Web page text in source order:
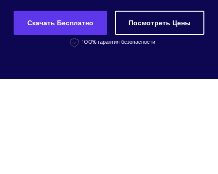
Скачать Бесплатно Посмотреть Цены
100% гарантия безопасности